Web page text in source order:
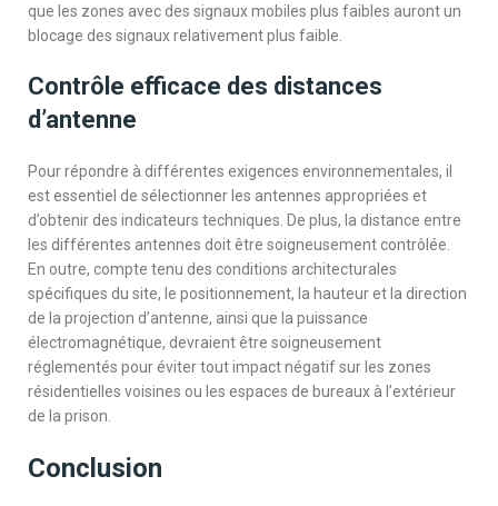
que les zones avec des signaux mobiles plus faibles auront un
blocage des signaux relativement plus faible.
Contrôle efficace des distances
d’antenne
Pour répondre à différentes exigences environnementales, il
est essentiel de sélectionner les antennes appropriées et
d’obtenir des indicateurs techniques. De plus, la distance entre
les différentes antennes doit être soigneusement contrôlée.
En outre, compte tenu des conditions architecturales
spécifiques du site, le positionnement, la hauteur et la direction
de la projection d’antenne, ainsi que la puissance
électromagnétique, devraient être soigneusement
réglementés pour éviter tout impact négatif sur les zones
résidentielles voisines ou les espaces de bureaux à l’extérieur
de la prison.
Conclusion